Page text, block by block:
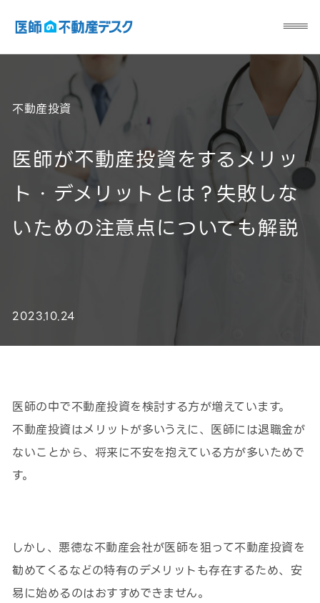
不動産投資
医師が不動産投資をするメリッ
ト・デメリットとは？失敗しな
いための注意点についても解説
2023.10.24
医師の中で不動産投資を検討する方が増えています。
不動産投資はメリットが多いうえに、医師には退職金が
ないことから、将来に不安を抱えている方が多いためで
す。
しかし、悪徳な不動産会社が医師を狙って不動産投資を
勧めてくるなどの特有のデメリットも存在するため、安
易に始めるのはおすすめできません。